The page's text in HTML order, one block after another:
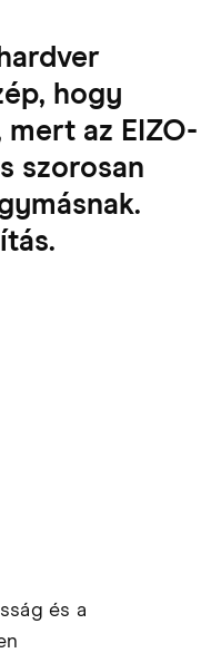
hogy
az EIZO-
szorosan
és a